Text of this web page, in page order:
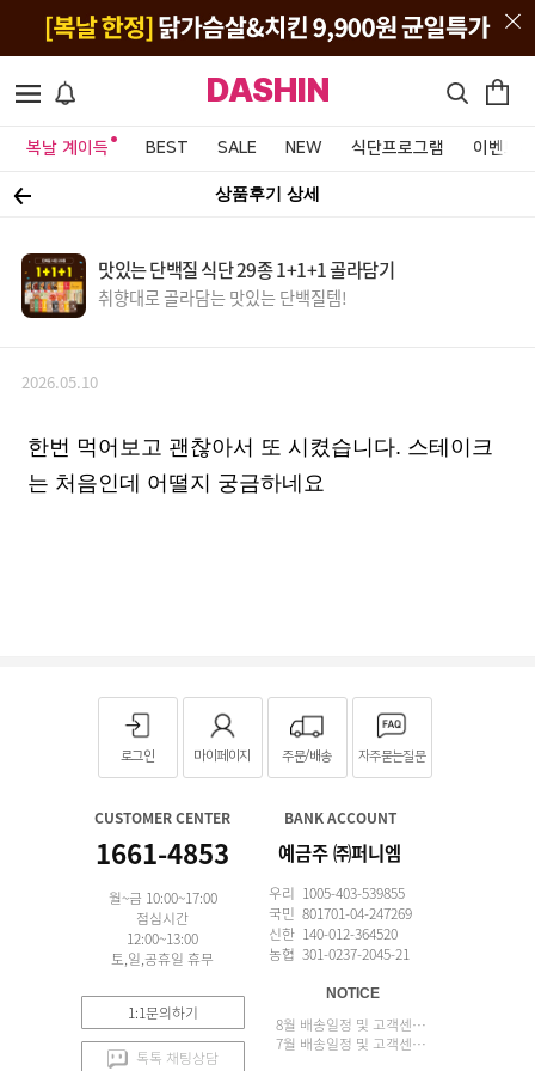
DASHIN
복날 계이득 BEST SALE NEW 식단프로그램 이벤트&
상품후기 상세
맛있는 단백질 식단 29종 1+1+1 골라담기
취향대로 골라담는 맛있는 단백질템!
2026.05.10
한번 먹어보고 괜찮아서 또 시켰습니다. 스테이크
는 처음인데 어떨지 궁금하네요
로그인 마이페이지 주문/배송 자주묻는질문
CUSTOMER CENTER
1661-4853
월~금 10:00~17:00
점심시간
12:00~13:00
토,일,공휴일 휴무
1:1문의하기
톡톡 채팅상담
BANK ACCOUNT
예금주 ㈜퍼니엠
우리 1005-403-539855
국민 801701-04-247269
신한 140-012-364520
농협 301-0237-2045-21
NOTICE
8월 배송일정 및 고객센터 업무 안내
7월 배송일정 및 고객센터 업무 안내